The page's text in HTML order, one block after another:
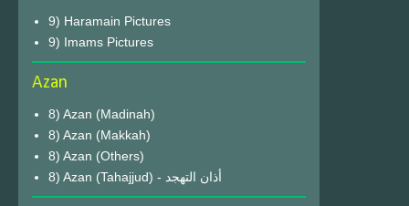
9) Haramain Pictures
9) Imams Pictures
Azan
8) Azan (Madinah)
8) Azan (Makkah)
8) Azan (Others)
8) Azan (Tahajjud) - أذان التهجد